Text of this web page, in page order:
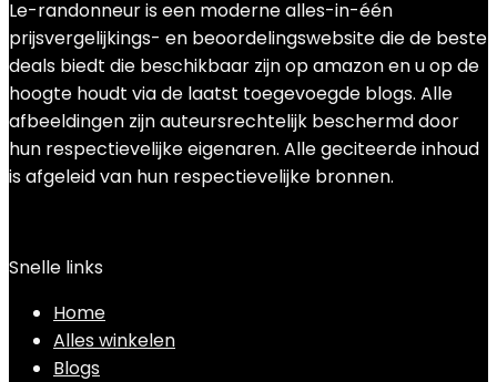
Le-randonneur is een moderne alles-in-één
prijsvergelijkings- en beoordelingswebsite die de beste
deals biedt die beschikbaar zijn op amazon en u op de
hoogte houdt via de laatst toegevoegde blogs. Alle
afbeeldingen zijn auteursrechtelijk beschermd door
hun respectievelijke eigenaren. Alle geciteerde inhoud
is afgeleid van hun respectievelijke bronnen.
Snelle links
Home
Alles winkelen
Blogs